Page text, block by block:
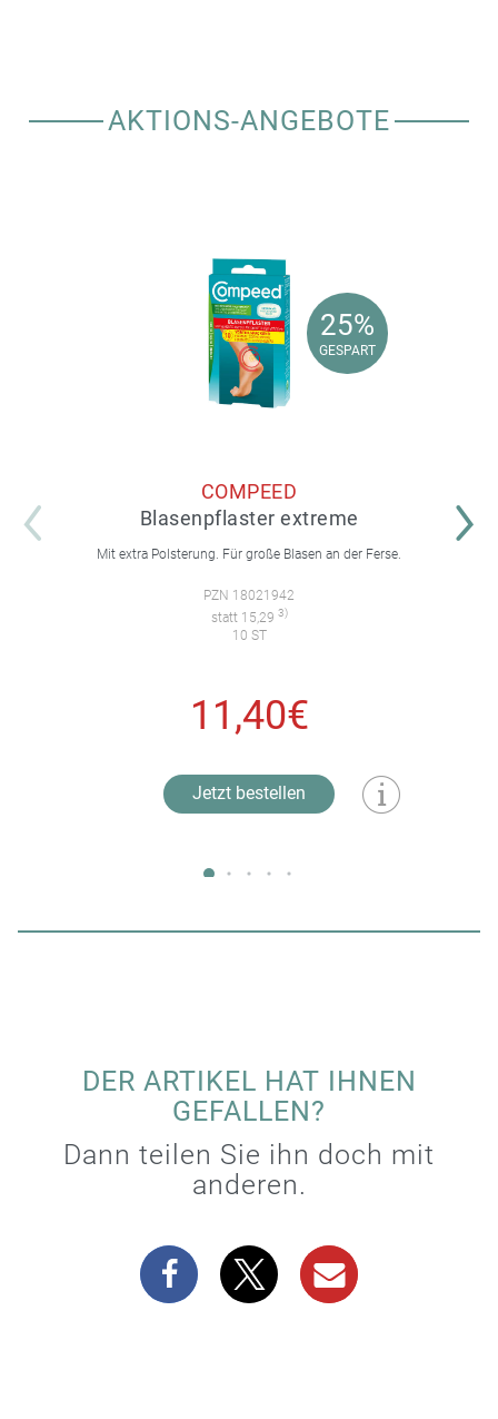
AKTIONS-ANGEBOTE
25%
GESPART
25%
GESPART
COMPEED
Blasenpflaster extreme
Mit extra Polsterung. Für große Blasen an der Ferse.
PZN 18021942
statt 15,29 3)
10 ST
11,40€
Jetzt bestellen
DER ARTIKEL HAT IHNEN
GEFALLEN?
Dann teilen Sie ihn doch mit
anderen.